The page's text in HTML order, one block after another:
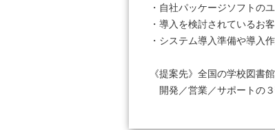
・自社パッケージソフトの
・導入を検討されているお
・システム導入準備や導入
《提案先》全国の学校図書
開発／営業／サポートの３